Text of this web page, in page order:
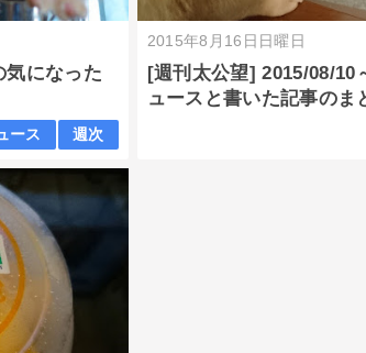
気になった
ース 週次
2015年8月16日日曜日
[週刊太公望] 2015/08/10
ュースと書いた記事のま